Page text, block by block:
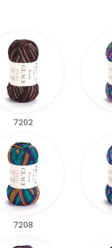
7202
7208